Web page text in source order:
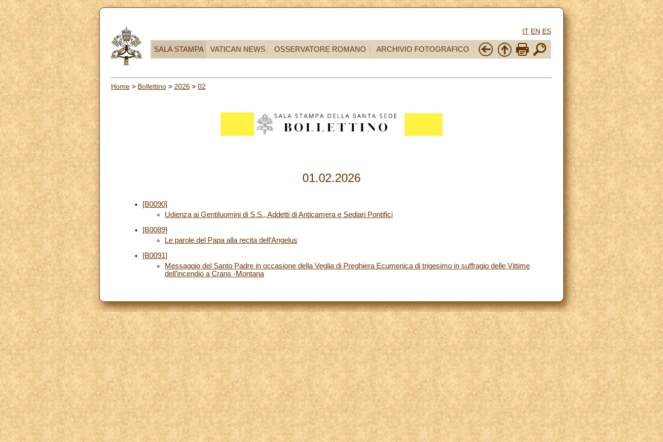
IT EN ES
SALA STAMPA VATICAN NEWS OSSERVATORE ROMANO ARCHIVIO FOTOGRAFICO
Home > Bollettino > 2026 > 02
01.02.2026
[B0090]
Udienza ai Gentiluomini di S.S., Addetti di Anticamera e Sediari Pontifici
[B0089]
Le parole del Papa alla recita dell’Angelus
[B0091]
Messaggio del Santo Padre in occasione della Veglia di Preghiera Ecumenica di trigesimo in suffragio delle Vittime
dell’incendio a Crans -Montana